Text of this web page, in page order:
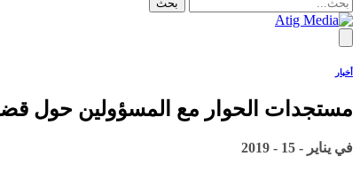
أخبار
مستجدات الحوار مع المسؤولين حول
في يناير - 15 - 2019